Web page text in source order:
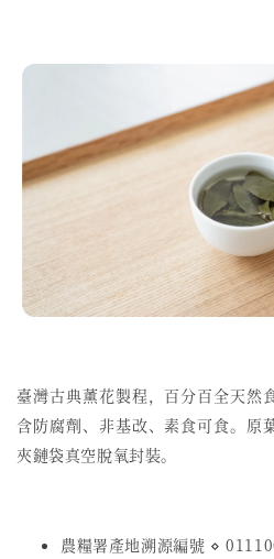
臺灣古典薰花製程，百分百全天然
含防腐劑、非基改、素食可食。原
夾鏈袋真空脫氧封裝。
農糧署產地溯源編號 ⋄